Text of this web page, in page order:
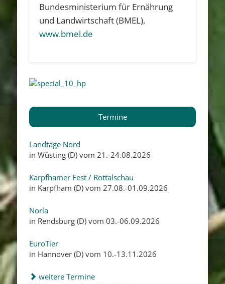
Bundesministerium für Ernährung
und Landwirtschaft (BMEL),
www.bmel.de
Termine
Landtage Nord
in Wüsting (D) vom 21.-24.08.2026
Karpfhamer Fest / Rottalschau
in Karpfham (D) vom 27.08.-01.09.2026
Norla
in Rendsburg (D) vom 03.-06.09.2026
EuroTier
in Hannover (D) vom 10.-13.11.2026
weitere Termine